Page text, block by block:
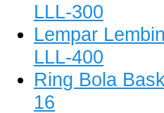
LLL-300
Lempar
LLL-400
Ring Bola
16